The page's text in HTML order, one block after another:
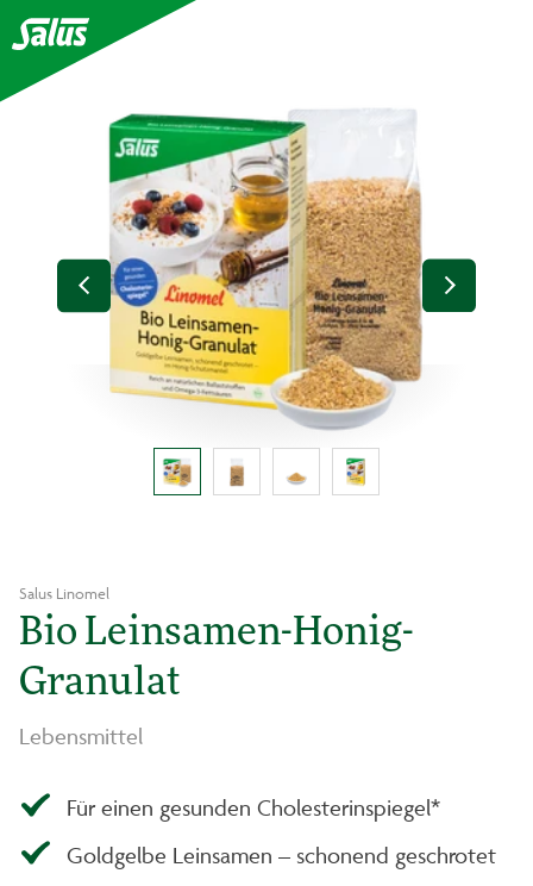
Salus Linomel
Bio Leinsamen-Honig-
Granulat
Lebensmittel
Für einen gesunden Cholesterinspiegel*
Goldgelbe Leinsamen – schonend geschrotet